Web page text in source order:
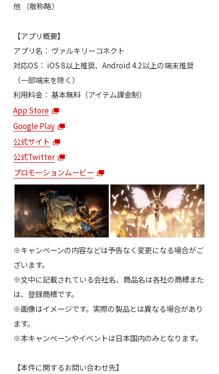
他 （敬称略）
【アプリ概要】
アプリ名： ヴァルキリーコネクト
対応OS： iOS 8以上推奨、Android 4.2以上の端末推奨
（一部端末を除く）
利用料金： 基本無料（アイテム課金制）
App Store
Google Play
公式サイト
公式Twitter
プロモーションムービー
※キャンペーンの内容などは予告なく変更になる場合がご
ざいます。
※文中に記載されている会社名、商品名は各社の商標また
は、登録商標です。
※画像はイメージです。実際の製品とは異なる場合があり
ます。
※本キャンペーンやイベントは日本国内のみとなります。
【本件に関するお問い合わせ先】